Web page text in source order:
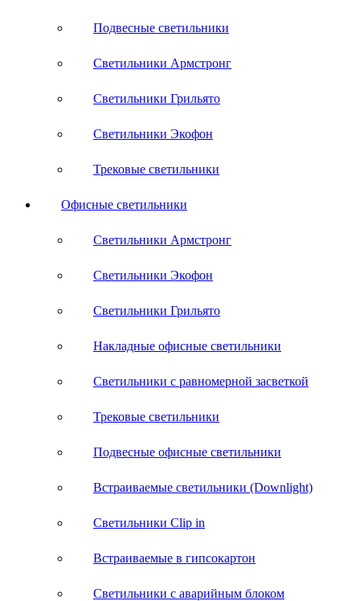
Подвесные светильники
Светильники Армстронг
Светильники Грильято
Светильники Экофон
Трековые светильники
Офисные светильники
Светильники Армстронг
Светильники Экофон
Светильники Грильято
Накладные офисные светильники
Светильники с равномерной засветкой
Трековые светильники
Подвесные офисные светильники
Встраиваемые светильники (Downlight)
Светильники Clip in
Встраиваемые в гипсокартон
Светильники с аварийным блоком